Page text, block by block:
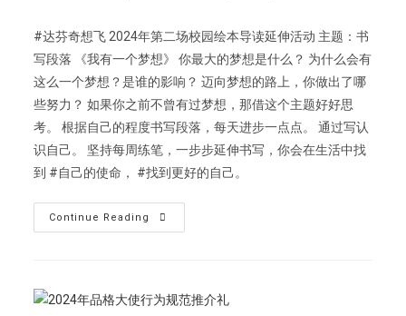
#达芬奇想飞 2024年第二场校园绘本导读延伸活动 主题：书
写段落 《我有一个梦想》 你最大的梦想是什么？ 为什么会有
这么一个梦想？是谁的影响？ 迈向梦想的路上，你做出了哪
些努力？ 如果你之前不曾有过梦想，那借这个主题好好思
考。 根据自己的程度书写段落，每天进步一点点。 通过写认
识自己。 坚持每周练笔，一步步延伸书写，你会在生活中找
到 #自己的使命， #找到更好的自己。
Continue Reading